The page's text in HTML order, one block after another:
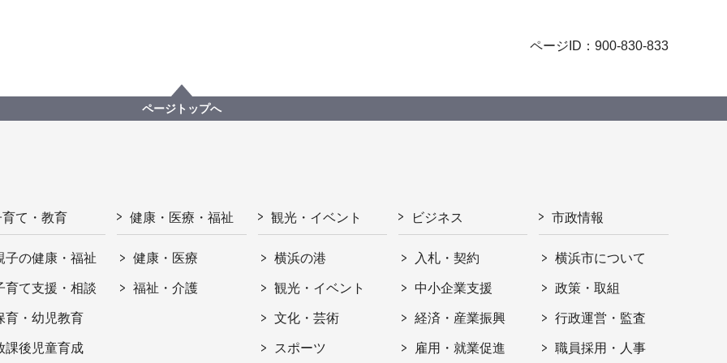
ページID：900-830-833
ページトップへ
育て・教育
子の健康・福祉
育て支援・相談
育・幼児教育
課後児童育成
健康・医療・福祉
健康・医療
福祉・介護
観光・イベント
横浜の港
観光・イベント
文化・芸術
スポーツ
ビジネス
入札・契約
中小企業支援
経済・産業振興
雇用・就業促進
市政情報
横浜市について
政策・取組
行政運営・監査
職員採用・人事